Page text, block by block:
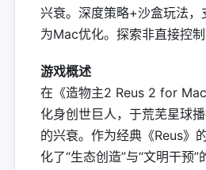
兴衰。深度策略+沙盒玩法，
为Mac优化。探索非直接控制
游戏概述
在《造物主2 Reus 2 for
化身创世巨人，于荒芜星球
的兴衰。作为经典《Reus》
化了“生态创造”与“文明干预